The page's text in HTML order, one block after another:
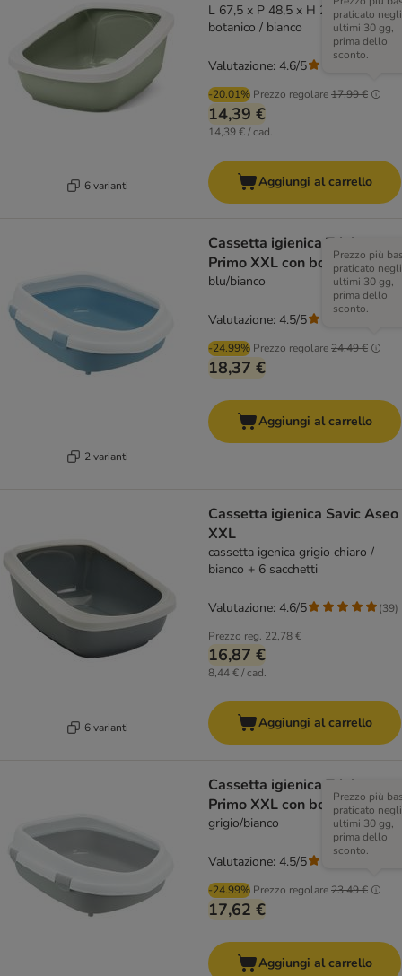
6 varianti
L 67,5 x P 48,5 x H 28 cm - verde
botanico / bianco
-20.01% Prezzo regolare17,99 €
praticato negli
ultimi 30 gg,
prima dello
sconto.
14,39 €
14,39 € / cad.
Valutazione: 4.6/5
Aggiungi al carrello
2 varianti
Cassetta igienica Trixie
Primo XXL con bordo
blu/bianco
-24.99% Prezzo regolare24,49 €
Prezzo più
praticato negli
ultimi 30 gg,
prima dello
sconto.
18,37 €
Valutazione: 4.5/5
Aggiungi al carrello
6 varianti
Cassetta igienica Savic Aseo
XXL
cassetta igenica grigio chiaro /
bianco + 6 sacchetti
Prezzo reg. 22,78 €
16,87 €
8,44 € / cad.
Valutazione: 4.6/5 (39)
Aggiungi al carrello
Cassetta igienica Trixie
Primo XXL con bordo
grigio/bianco
-24.99% Prezzo regolare23,49 €
Prezzo più
praticato negli
ultimi 30 gg,
prima dello
sconto.
17,62 €
Valutazione: 4.5/5
Aggiungi al carrello